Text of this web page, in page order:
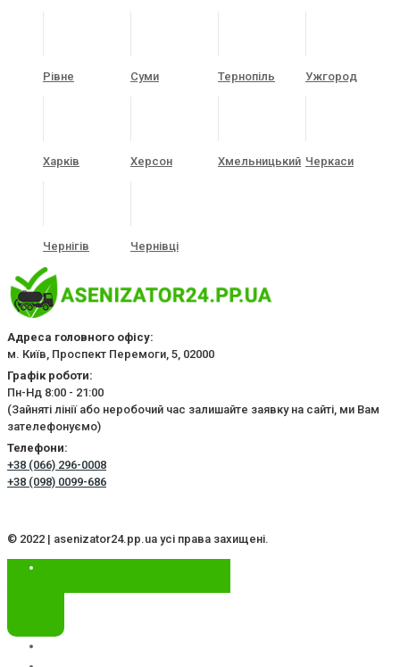
Рівне Суми Тернопіль Ужгород
Харків Херсон Хмельницький Черкаси
Чернігів Чернівці
Адреса головного офісу:
м. Київ, Проспект Перемоги, 5, 02000
Графік роботи:
Пн-Нд 8:00 - 21:00
(Зайняті лінії або неробочий час залишайте заявку на сайті, ми Вам
зателефонуємо)
Телефони:
+38 (066) 296-0008
+38 (098) 0099-686
© 2022 | asenizator24.pp.ua усі права захищені.